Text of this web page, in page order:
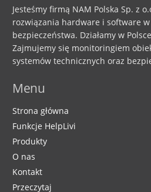
Jesteśmy firmą NAM Polska Sp. z
rozwiązania hardware i software
bezpieczeństwa. Działamy w
Zajmujemy się monitoringiem
systemów technicznych oraz
Menu
Strona główna
Funkcje HelpLivi
Produkty
O nas
Kontakt
Przeczytaj